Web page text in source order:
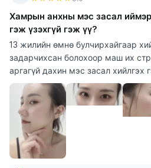
Хамрын анхны мэс засал
гэж үзэхгүй гэж үү?
13 жилийн өмнө булчирхайгаар
задарчихсан болохоор маш их
аргагүй дахин мэс засал хийлгэх